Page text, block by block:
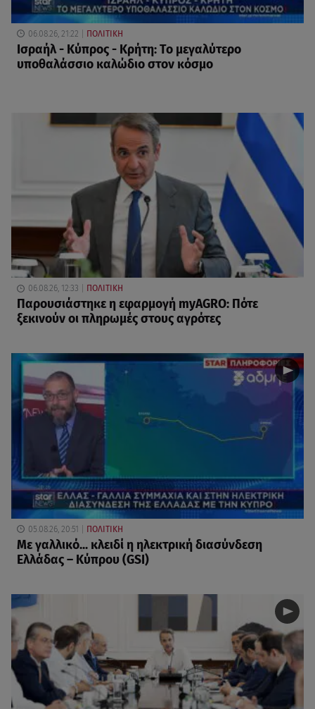
06.08.26, 21:22 ΠΟΛΙΤΙΚΗ
Ισραήλ - Κύπρος - Κρήτη: Το μεγαλύτερο
υποθαλάσσιο καλώδιο στον κόσμο
06.08.26, 12:33 ΠΟΛΙΤΙΚΗ
Παρουσιάστηκε η εφαρμογή myAGRO: Πότε
ξεκινούν οι πληρωμές στους αγρότες
05.08.26, 20:51 ΠΟΛΙΤΙΚΗ
Με γαλλικό... κλειδί η ηλεκτρική διασύνδεση
Ελλάδας – Κύπρου (GSI)